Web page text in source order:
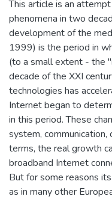
This article is an
phenomena in two
development of the
1999) is the period in
(to a small extent - the
decade of the XXI
technologies has
Internet began to
in this period. These
system, communication,
terms, the real growth
broadband Internet
But for some reasons
as in many other